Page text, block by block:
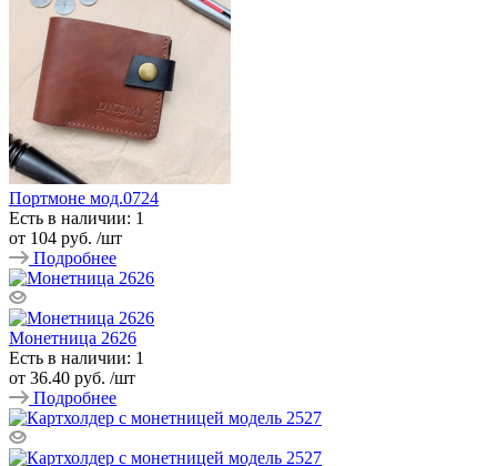
Портмоне мод.0724
Есть в наличии: 1
от 104 руб. /шт
Подробнее
Монетница 2626
Есть в наличии: 1
от 36.40 руб. /шт
Подробнее